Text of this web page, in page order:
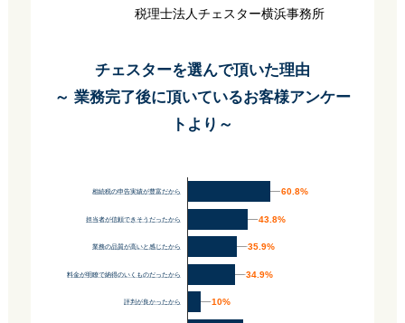
税理士法人チェスター横浜事務所
チェスターを選んで頂いた理由
～ 業務完了後に頂いているお客様アンケー
トより～
相続税の申告実績が豊富だから
担当者が信頼できそうだったから
業務の品質が高いと感じたから
料金が明瞭で納得のいくものだったから
評判が良かったから
60.8%
60.8%
43.8%
43.8%
35.9%
35.9%
34.9%
34.9%
10%
10%